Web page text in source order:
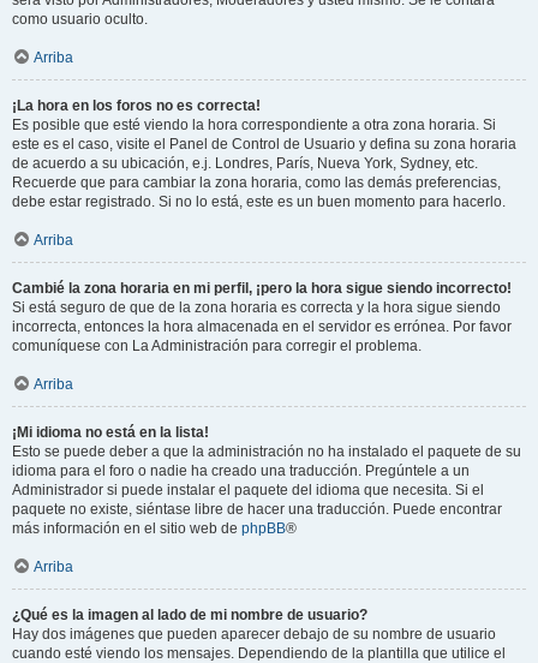
como usuario oculto.
Arriba
¡La hora en los foros no es correcta!
Es posible que esté viendo la hora correspondiente a otra zona horaria. Si
este es el caso, visite el Panel de Control de Usuario y defina su zona horaria
de acuerdo a su ubicación, e.j. Londres, París, Nueva York, Sydney, etc.
Recuerde que para cambiar la zona horaria, como las demás preferencias,
debe estar registrado. Si no lo está, este es un buen momento para hacerlo.
Arriba
Cambié la zona horaria en mi perfil, ¡pero la hora sigue siendo incorrecto!
Si está seguro de que de la zona horaria es correcta y la hora sigue siendo
incorrecta, entonces la hora almacenada en el servidor es errónea. Por favor
comuníquese con La Administración para corregir el problema.
Arriba
¡Mi idioma no está en la lista!
Esto se puede deber a que la administración no ha instalado el paquete de su
idioma para el foro o nadie ha creado una traducción. Pregúntele a un
Administrador si puede instalar el paquete del idioma que necesita. Si el
paquete no existe, siéntase libre de hacer una traducción. Puede encontrar
más información en el sitio web de phpBB®
Arriba
¿Qué es la imagen al lado de mi nombre de usuario?
Hay dos imágenes que pueden aparecer debajo de su nombre de usuario
cuando esté viendo los mensajes. Dependiendo de la plantilla que utilice el